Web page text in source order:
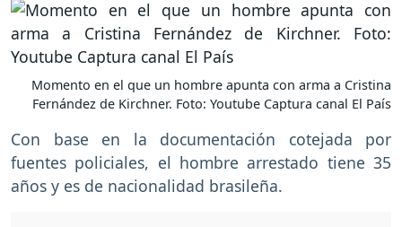
Momento en el que un hombre apunta con arma a Cristina
Fernández de Kirchner. Foto: Youtube Captura canal El País
Con base en la documentación cotejada por
fuentes policiales, el hombre arrestado tiene 35
años y es de nacionalidad brasileña.